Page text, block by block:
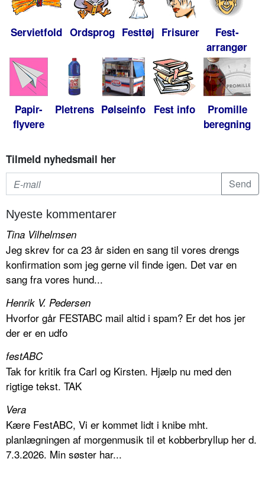
Servietfold Ordsprog Festtøj Frisurer
Fest-
arrangør
Papir-
flyvere
Pletrens Pølseinfo Fest info
Promille
beregning
Tilmeld nyhedsmail her
Nyeste kommentarer
Tina Vilhelmsen
Jeg skrev for ca 23 år siden en sang til vores drengs
konfirmation som jeg gerne vil finde igen. Det var en
sang fra vores hund...
Henrik V. Pedersen
Hvorfor går FESTABC mail altid i spam? Er det hos jer
der er en udfo
festABC
Tak for kritik fra Carl og Kirsten. Hjælp nu med den
rigtige tekst. TAK
Vera
Kære FestABC, Vi er kommet lidt i knibe mht.
planlægningen af morgenmusik til et kobberbryllup her d.
7.3.2026. Min søster har...